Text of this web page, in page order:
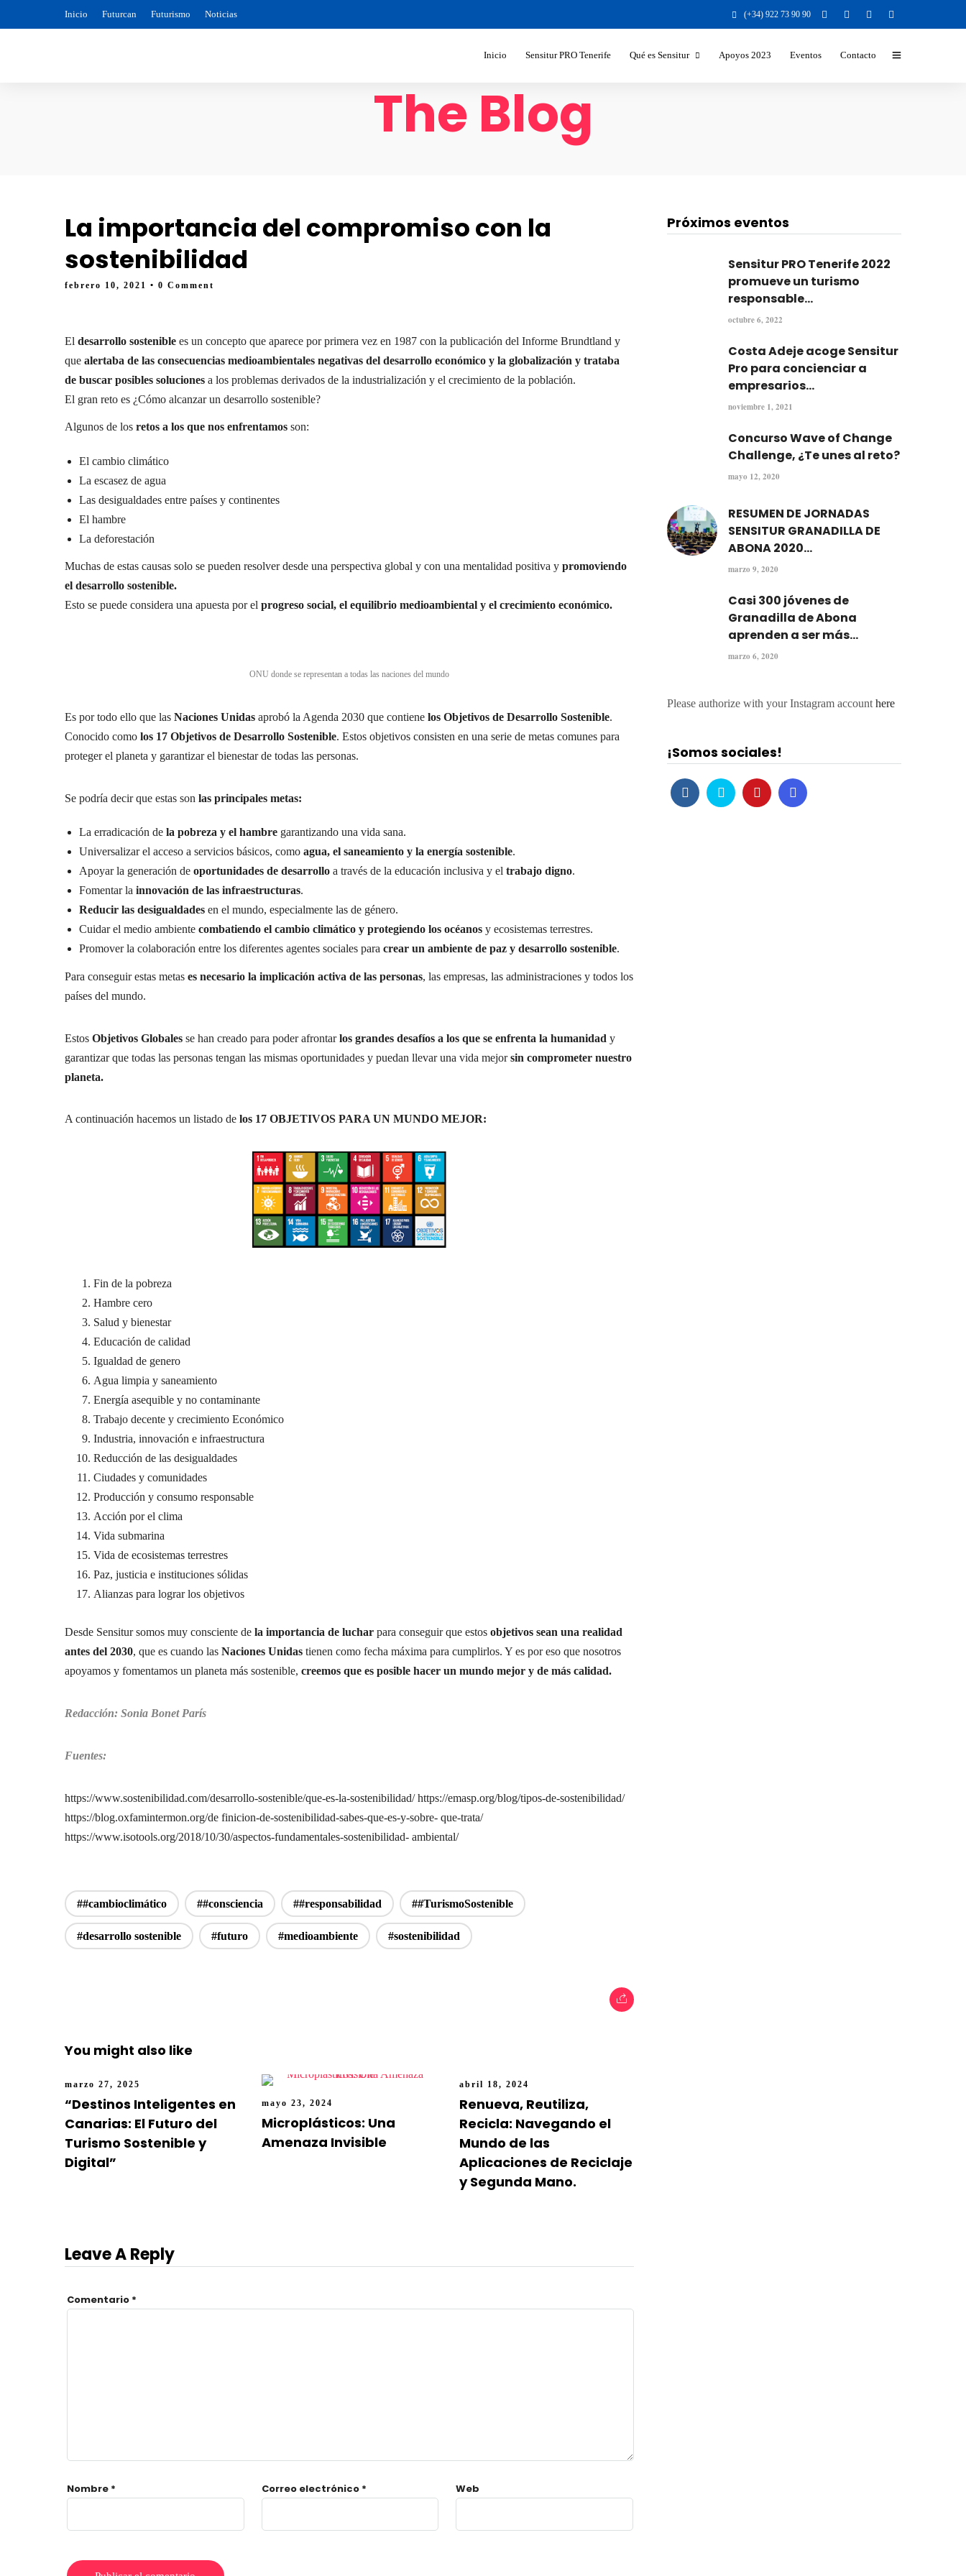
(+34) 922 73 90 90
Inicio Futurcan Futurismo Noticias
Inicio Sensitur PRO Tenerife Qué es Sensitur Apoyos 2023 Eventos Contacto
The Blog
La importancia del compromiso con la
sostenibilidad
febrero 10, 2021 • 0 Comment
El desarrollo sostenible es un concepto que aparece por primera vez en 1987 con la publicación del Informe Brundtland y
que alertaba de las consecuencias medioambientales negativas del desarrollo económico y la globalización y trataba
de buscar posibles soluciones a los problemas derivados de la industrialización y el crecimiento de la población.
El gran reto es ¿Cómo alcanzar un desarrollo sostenible?
Algunos de los retos a los que nos enfrentamos son:
El cambio climático
La escasez de agua
Las desigualdades entre países y continentes
El hambre
La deforestación
Muchas de estas causas solo se pueden resolver desde una perspectiva global y con una mentalidad positiva y promoviendo
el desarrollo sostenible.
Esto se puede considera una apuesta por el progreso social, el equilibrio medioambiental y el crecimiento económico.
ONU donde se representan a todas las naciones del mundo
Es por todo ello que las Naciones Unidas aprobó la Agenda 2030 que contiene los Objetivos de Desarrollo Sostenible.
Conocido como los 17 Objetivos de Desarrollo Sostenible. Estos objetivos consisten en una serie de metas comunes para
proteger el planeta y garantizar el bienestar de todas las personas.
Se podría decir que estas son las principales metas:
La erradicación de la pobreza y el hambre garantizando una vida sana.
Universalizar el acceso a servicios básicos, como agua, el saneamiento y la energía sostenible.
Apoyar la generación de oportunidades de desarrollo a través de la educación inclusiva y el trabajo digno.
Fomentar la innovación de las infraestructuras.
Reducir las desigualdades en el mundo, especialmente las de género.
Cuidar el medio ambiente combatiendo el cambio climático y protegiendo los océanos y ecosistemas terrestres.
Promover la colaboración entre los diferentes agentes sociales para crear un ambiente de paz y desarrollo sostenible.
Para conseguir estas metas es necesario la implicación activa de las personas, las empresas, las administraciones y todos los
países del mundo.
Estos Objetivos Globales se han creado para poder afrontarlos grandes desafíos a los que se enfrenta la humanidad y
garantizar que todas las personas tengan las mismas oportunidades y puedan llevar una vida mejorsin comprometer nuestro
planeta.
A continuación hacemos un listado de los 17 OBJETIVOS PARA UN MUNDO MEJOR:
Fin de la pobreza
Hambre cero
Salud y bienestar
Educación de calidad
Igualdad de genero
Agua limpia y saneamiento
Energía asequible y no contaminante
Trabajo decente y crecimiento Económico
Industria, innovación e infraestructura
Reducción de las desigualdades
Ciudades y comunidades
Producción y consumo responsable
Acción por el clima
Vida submarina
Vida de ecosistemas terrestres
Paz, justicia e instituciones sólidas
Alianzas para lograr los objetivos
Desde Sensitur somos muy consciente de la importancia de luchar para conseguir que estos objetivos sean una realidad
antes del 2030, que es cuando las Naciones Unidas tienen como fecha máxima para cumplirlos. Y es por eso que nosotros
apoyamos y fomentamos un planeta más sostenible, creemos que es posible hacer un mundo mejor y de más calidad.
Redacción: Sonia Bonet París
Fuentes:
https://www.sostenibilidad.com/desarrollo-sostenible/que-es-la-sostenibilidad/ https://emasp.org/blog/tipos-de-sostenibilidad/
https://blog.oxfamintermon.org/de finicion-de-sostenibilidad-sabes-que-es-y-sobre- que-trata/
https://www.isotools.org/2018/10/30/aspectos-fundamentales-sostenibilidad- ambiental/
##cambioclimático ##consciencia ##responsabilidad ##TurismoSostenible
#desarrollo sostenible #futuro #medioambiente #sostenibilidad
You might also like
marzo 27, 2025
“Destinos Inteligentes en
Canarias: El Futuro del
Turismo Sostenible y
Digital”
mayo 23, 2024
Microplásticos: Una
Amenaza Invisible
abril 18, 2024
Renueva, Reutiliza,
Recicla: Navegando el
Mundo de las
Aplicaciones de Reciclaje
y Segunda Mano.
Leave A Reply
Comentario *
Nombre * Correo electrónico * Web
Próximos eventos
Sensitur PRO Tenerife 2022
promueve un turismo
responsable...
octubre 6, 2022
Costa Adeje acoge Sensitur
Pro para concienciar a
empresarios...
noviembre 1, 2021
Concurso Wave of Change
Challenge, ¿Te unes al reto?
mayo 12, 2020
RESUMEN DE JORNADAS
SENSITUR GRANADILLA DE
ABONA 2020...
marzo 9, 2020
Casi 300 jóvenes de
Granadilla de Abona
aprenden a ser más...
marzo 6, 2020
Please authorize with your Instagram accounthere
¡Somos sociales!